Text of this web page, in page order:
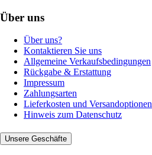
Über uns
Über uns?
Kontaktieren Sie uns
Allgemeine Verkaufsbedingungen
Rückgabe & Erstattung
Impressum
Zahlungsarten
Lieferkosten und Versandoptionen
Hinweis zum Datenschutz
Unsere Geschäfte